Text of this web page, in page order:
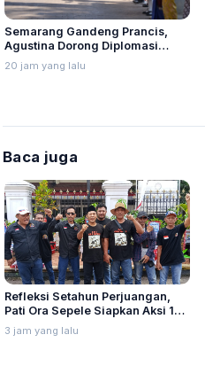
Semarang Gandeng Prancis,
Agustina Dorong Diplomasi
Budaya ke Kancah Global
20 jam yang lalu
Baca juga
Refleksi Setahun Perjuangan,
Pati Ora Sepele Siapkan Aksi 10–
13 Agustus
3 jam yang lalu